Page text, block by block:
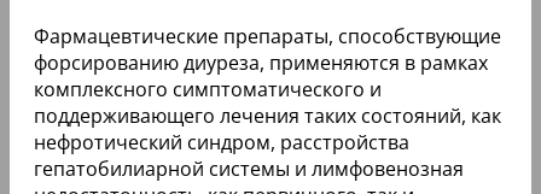
Фармацевтические препараты, способствующие
форсированию диуреза, применяются в рамках
комплексного симптоматического и
поддерживающего лечения таких состояний, как
нефротический синдром, расстройства
гепатобилиарной системы и лимфовенозная